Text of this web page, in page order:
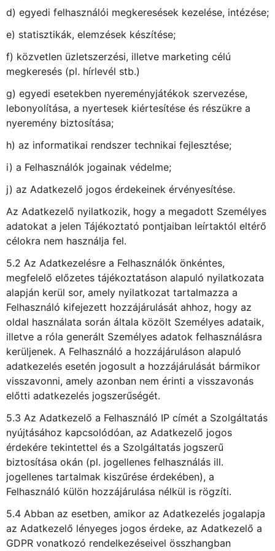
d) egyedi felhasználói megkeresések kezelése, intézése;
e) statisztikák, elemzések készítése;
f) közvetlen üzletszerzési, illetve marketing célú
megkeresés (pl. hírlevél stb.)
g) egyedi esetekben nyereményjátékok szervezése,
lebonyolítása, a nyertesek kiértesítése és részükre a
nyeremény biztosítása;
h) az informatikai rendszer technikai fejlesztése;
i) a Felhasználók jogainak védelme;
j) az Adatkezelő jogos érdekeinek érvényesítése.
Az Adatkezelő nyilatkozik, hogy a megadott Személyes
adatokat a jelen Tájékoztató pontjaiban leírtaktól eltérő
célokra nem használja fel.
5.2 Az Adatkezelésre a Felhasználók önkéntes,
megfelelő előzetes tájékoztatáson alapuló nyilatkozata
alapján kerül sor, amely nyilatkozat tartalmazza a
Felhasználó kifejezett hozzájárulását ahhoz, hogy az
oldal használata során általa közölt Személyes adataik,
illetve a róla generált Személyes adatok felhasználásra
kerüljenek. A Felhasználó a hozzájáruláson alapuló
adatkezelés esetén jogosult a hozzájárulását bármikor
visszavonni, amely azonban nem érinti a visszavonás
előtti adatkezelés jogszerűségét.
5.3 Az Adatkezelő a Felhasználó IP címét a Szolgáltatás
nyújtásához kapcsolódóan, az Adatkezelő jogos
érdekére tekintettel és a Szolgáltatás jogszerű
biztosítása okán (pl. jogellenes felhasználás ill.
jogellenes tartalmak kiszűrése érdekében), a
Felhasználó külön hozzájárulása nélkül is rögzíti.
5.4 Abban az esetben, amikor az Adatkezelés jogalapja
az Adatkezelő lényeges jogos érdeke, az Adatkezelő a
GDPR vonatkozó rendelkezéseivel összhangban